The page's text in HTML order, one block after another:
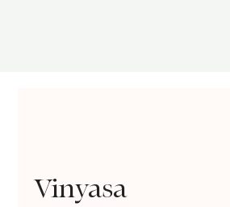
Vinyasa